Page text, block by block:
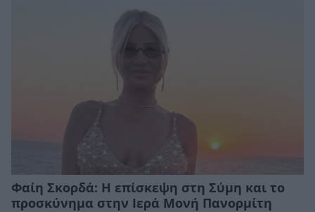
Φαίη Σκορδά: Η επίσκεψη στη Σύμη και το
προσκύνημα στην Ιερά Μονή Πανορμίτη